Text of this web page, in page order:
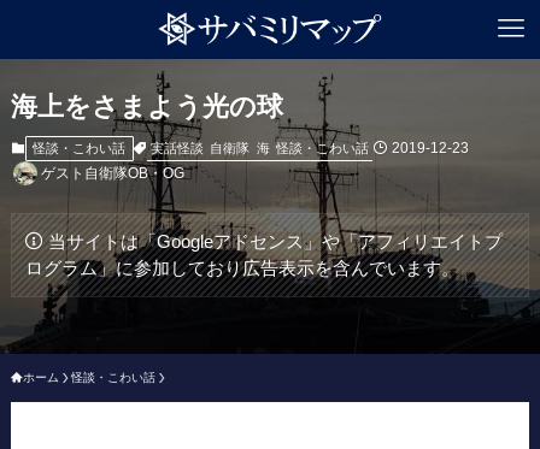
海上をさまよう光の球
怪談・こわい話 実話怪談 自衛隊 海 怪談・こわい話
2019-12-23
ゲスト自衛隊OB・OG
当サイトは「Googleアドセンス」や「アフィリエイトプ
ログラム」に参加しており広告表示を含んでいます。
ホーム 怪談・こわい話